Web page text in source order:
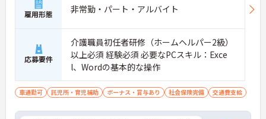
雇用形態 非常勤・パート・アルバイト
応募要件
介護職員初任者研修（ホームヘルパー2級）
以上必須 経験必須 必要なPCスキル：Exce
l、Wordの基本的な操作
車通勤可 託児所・育児補助 ボーナス・賞与あり 社会保険完備 交通費支給